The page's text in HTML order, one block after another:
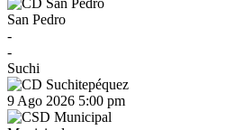
San Pedro
-
-
Suchi
9 Ago 2026 5:00 pm